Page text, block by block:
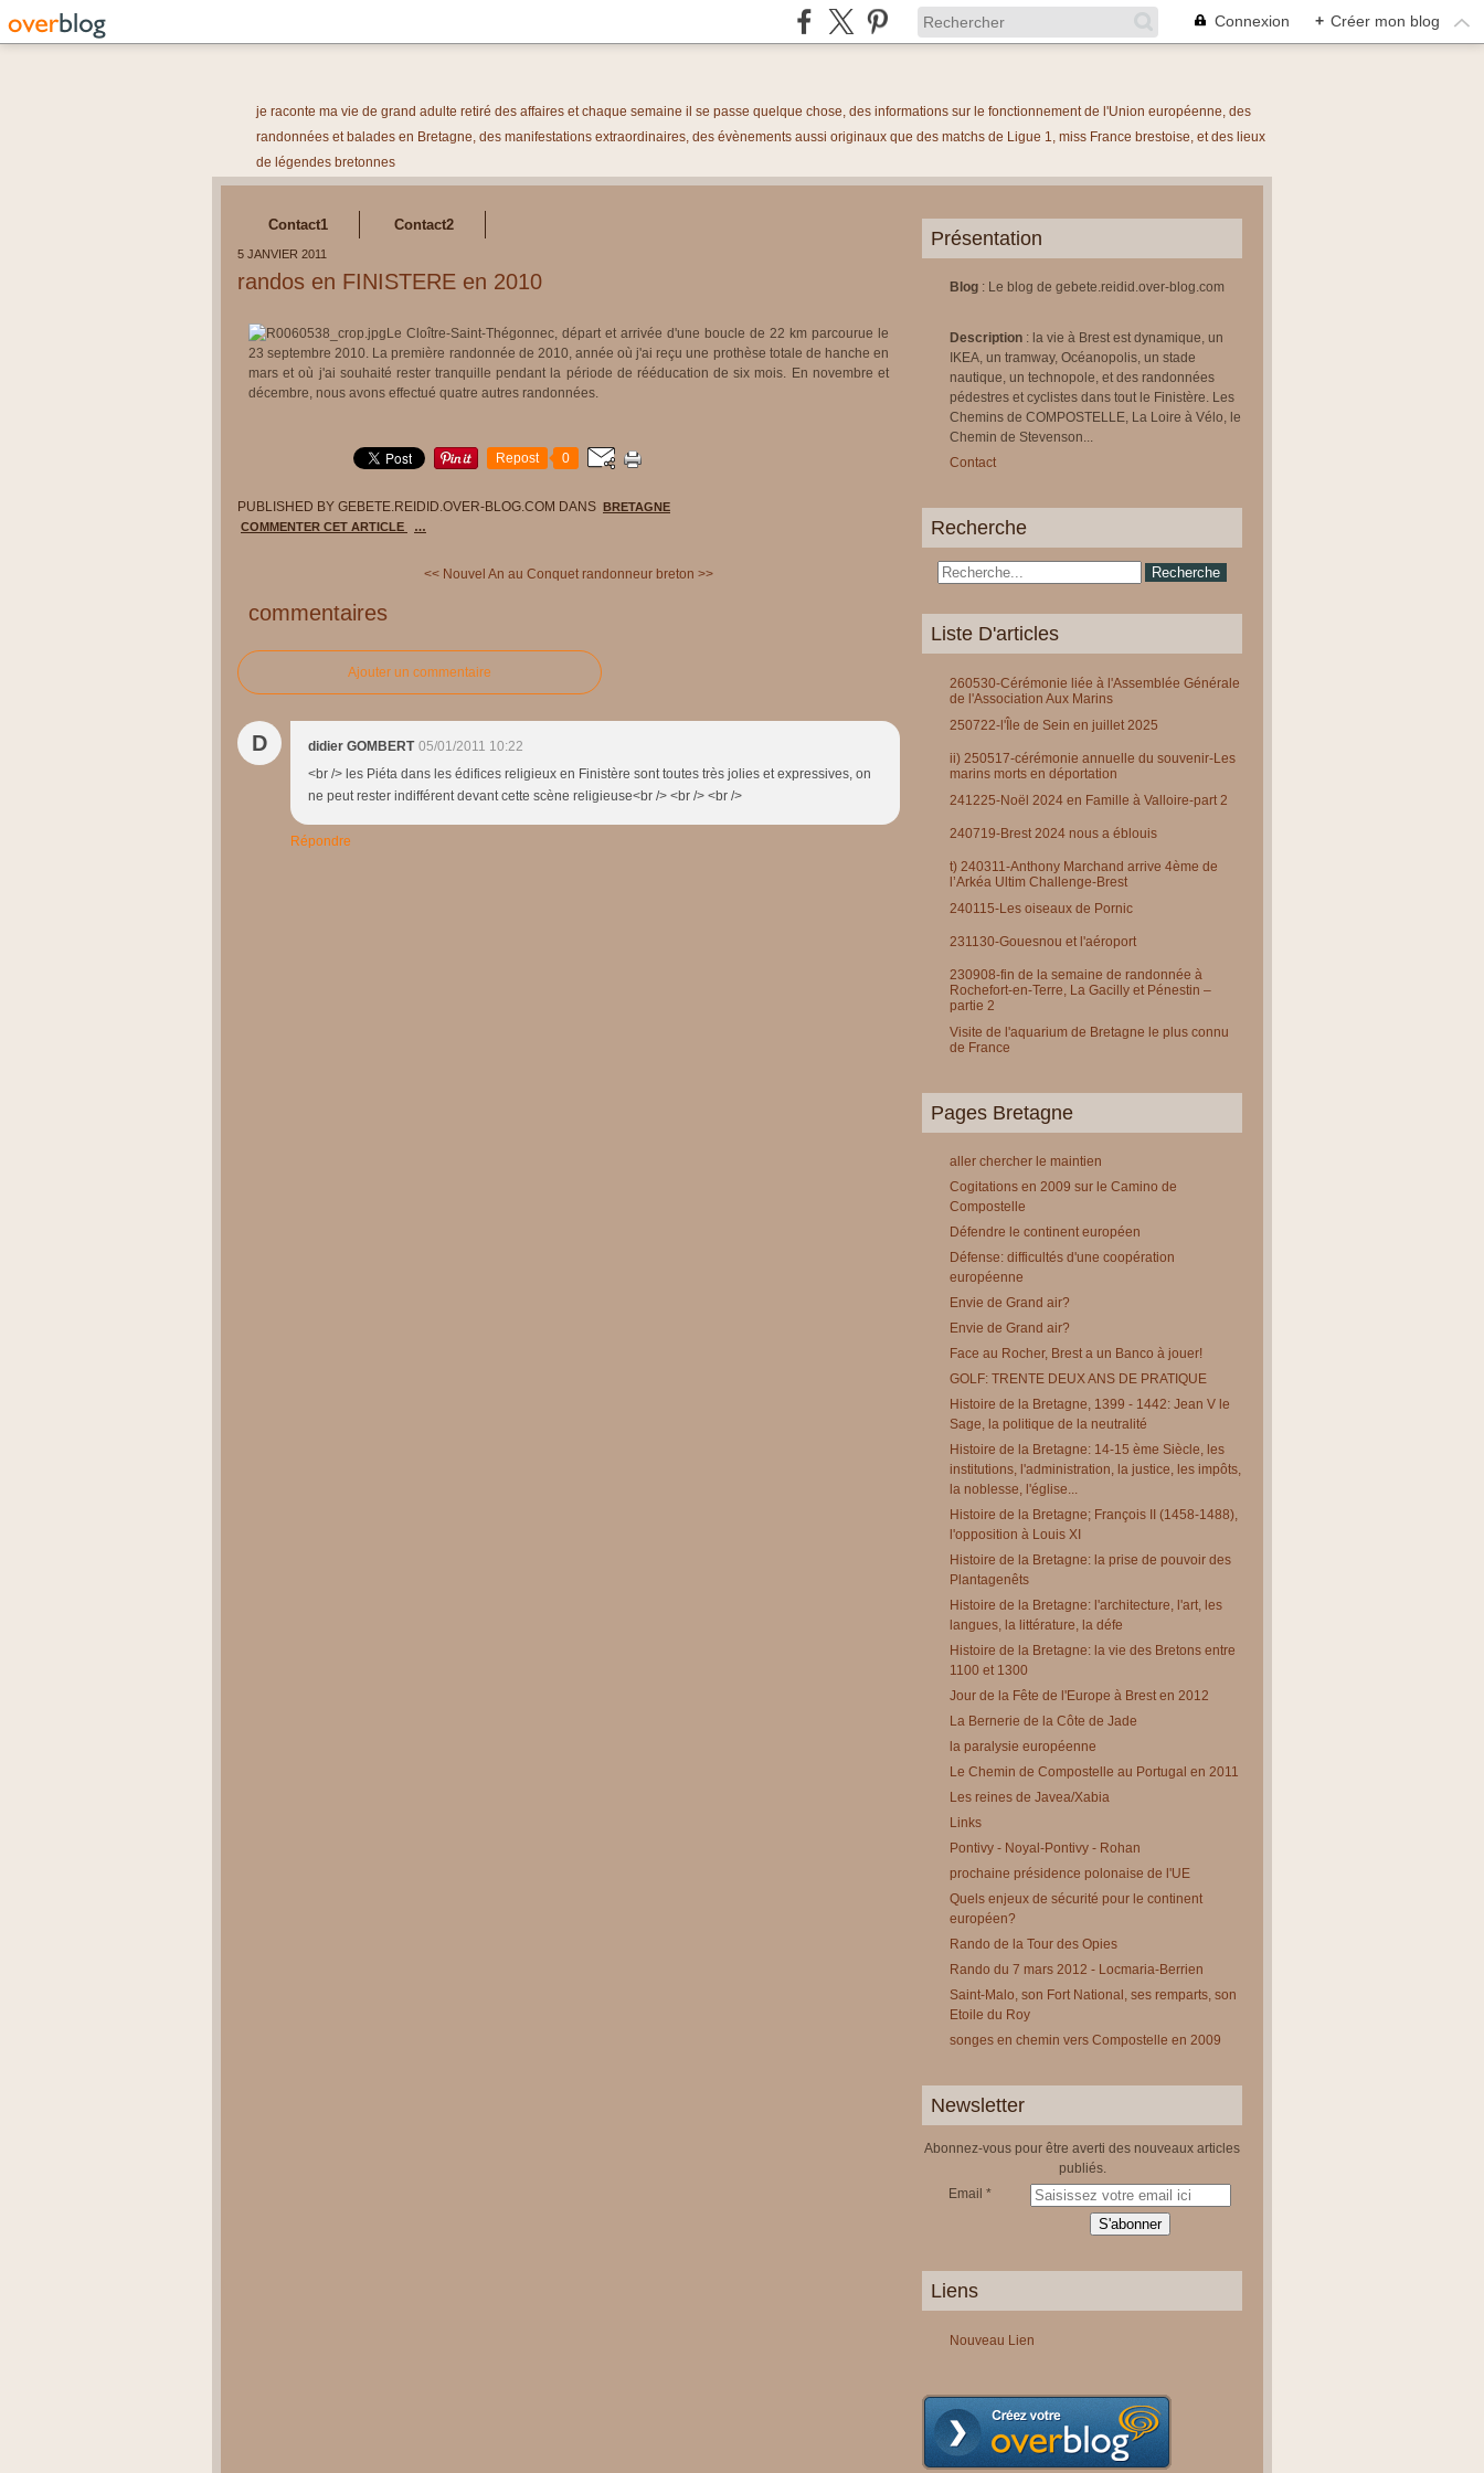
Connexion + Créer mon blog
je raconte ma vie de grand adulte retiré des affaires et chaque semaine il se passe quelque chose, des informations sur le fonctionnement de l'Union européenne, des
randonnées et balades en Bretagne, des manifestations extraordinaires, des évènements aussi originaux que des matchs de Ligue 1, miss France brestoise, et des lieux
de légendes bretonnes
Contact1 Contact2
5 JANVIER 2011
randos en FINISTERE en 2010
Le Cloître-Saint-Thégonnec, départ et arrivée d'une boucle de 22 km parcourue le
23 septembre 2010. La première randonnée de 2010, année où j'ai reçu une prothèse totale de hanche en
mars et où j'ai souhaité rester tranquille pendant la période de rééducation de six mois. En novembre et
décembre, nous avons effectué quatre autres randonnées.
Repost 0
PUBLISHED BY GEBETE.REIDID.OVER-BLOG.COM DANS BRETAGNE
COMMENTER CET ARTICLE
…
<< Nouvel An au Conquet randonneur breton >>
commentaires
Ajouter un commentaire
D didier GOMBERT 05/01/2011 10:22
<br /> les Piéta dans les édifices religieux en Finistère sont toutes très jolies et expressives, on
ne peut rester indifférent devant cette scène religieuse<br /> <br /> <br />
Répondre
Présentation
Blog : Le blog de gebete.reidid.over-blog.com
Description : la vie à Brest est dynamique, un
IKEA, un tramway, Océanopolis, un stade
nautique, un technopole, et des randonnées
pédestres et cyclistes dans tout le Finistère. Les
Chemins de COMPOSTELLE, La Loire à Vélo, le
Chemin de Stevenson...
Contact
Recherche
Liste D'articles
260530-Cérémonie liée à l'Assemblée Générale
de l'Association Aux Marins
250722-l'Île de Sein en juillet 2025
ii) 250517-cérémonie annuelle du souvenir-Les
marins morts en déportation
241225-Noël 2024 en Famille à Valloire-part 2
240719-Brest 2024 nous a éblouis
t) 240311-Anthony Marchand arrive 4ème de
l’Arkéa Ultim Challenge-Brest
240115-Les oiseaux de Pornic
231130-Gouesnou et l'aéroport
230908-fin de la semaine de randonnée à
Rochefort-en-Terre, La Gacilly et Pénestin –
partie 2
Visite de l'aquarium de Bretagne le plus connu
de France
Pages Bretagne
aller chercher le maintien
Cogitations en 2009 sur le Camino de
Compostelle
Défendre le continent européen
Défense: difficultés d'une coopération
européenne
Envie de Grand air?
Envie de Grand air?
Face au Rocher, Brest a un Banco à jouer!
GOLF: TRENTE DEUX ANS DE PRATIQUE
Histoire de la Bretagne, 1399 - 1442: Jean V le
Sage, la politique de la neutralité
Histoire de la Bretagne: 14-15 ème Siècle, les
institutions, l'administration, la justice, les impôts,
la noblesse, l'église...
Histoire de la Bretagne; François II (1458-1488),
l'opposition à Louis XI
Histoire de la Bretagne: la prise de pouvoir des
Plantagenêts
Histoire de la Bretagne: l'architecture, l'art, les
langues, la littérature, la défe
Histoire de la Bretagne: la vie des Bretons entre
1100 et 1300
Jour de la Fête de l'Europe à Brest en 2012
La Bernerie de la Côte de Jade
la paralysie européenne
Le Chemin de Compostelle au Portugal en 2011
Les reines de Javea/Xabia
Links
Pontivy - Noyal-Pontivy - Rohan
prochaine présidence polonaise de l'UE
Quels enjeux de sécurité pour le continent
européen?
Rando de la Tour des Opies
Rando du 7 mars 2012 - Locmaria-Berrien
Saint-Malo, son Fort National, ses remparts, son
Etoile du Roy
songes en chemin vers Compostelle en 2009
Newsletter
Abonnez-vous pour être averti des nouveaux articles
publiés.
Email
Liens
Nouveau Lien